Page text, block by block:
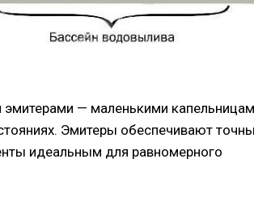
— маленькими
Эмитеры обеспечивают
идеальным для равномерного